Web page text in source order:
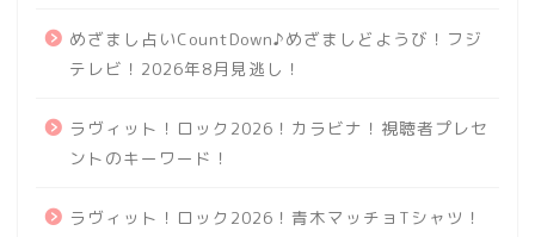
めざまし占いCountDown♪めざましどようび！フジ
テレビ！2026年8月見逃し！
ラヴィット！ロック2026！カラビナ！視聴者プレセ
ントのキーワード！
ラヴィット！ロック2026！青木マッチョTシャツ！